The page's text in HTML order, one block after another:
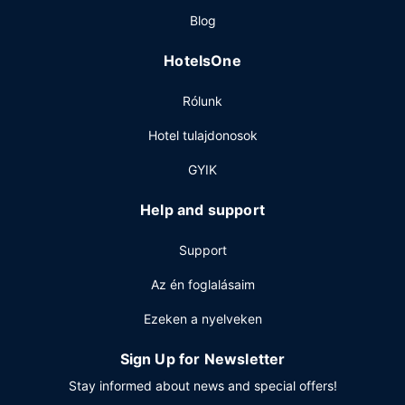
hétköznapokon 6:30 és 10:00 között, ill. hétvégente felár
A szálláshelyen business center, gyorsított kijelentkezési
vehető. Az autóval érkező vendégek számára egyéni
parkolás (felár ellenében) biztosított a helyszínen.
Blog
HotelsOne
Rólunk
Hotel tulajdonosok
GYIK
Help and support
Support
Az én foglalásaim
Ezeken a nyelveken
Sign Up for Newsletter
Stay informed about news and special offers!